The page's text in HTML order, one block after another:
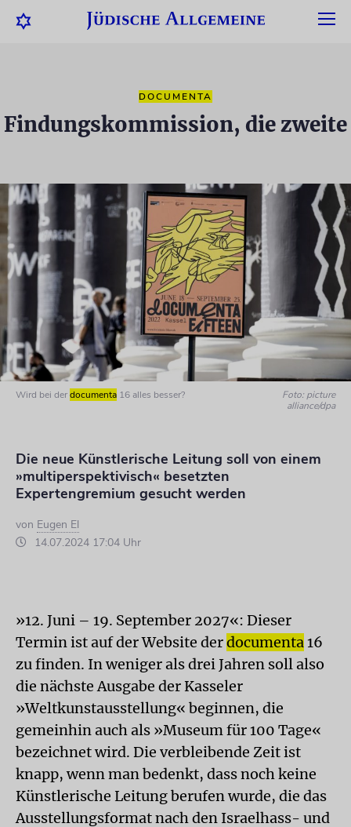
DOCUMENTA
Findungskommission, die zweite
Wird bei derdocumenta 16 alles besser?
Foto: picture
alliance/dpa
Die neue Künstlerische Leitung soll von einem
»multiperspektivisch« besetzten
Expertengremium gesucht werden
von Eugen El
14.07.2024 17:04 Uhr
»12. Juni – 19. September 2027«: Dieser
Termin ist auf der Website derdocumenta16
zu finden. In weniger als drei Jahren soll also
die nächste Ausgabe der Kasseler
»Weltkunstausstellung« beginnen, die
gemeinhin auch als »Museum für 100 Tage«
bezeichnet wird. Die verbleibende Zeit ist
knapp, wenn man bedenkt, dass noch keine
Künstlerische Leitung berufen wurde, die das
Ausstellungsformat nach den Israelhass- und